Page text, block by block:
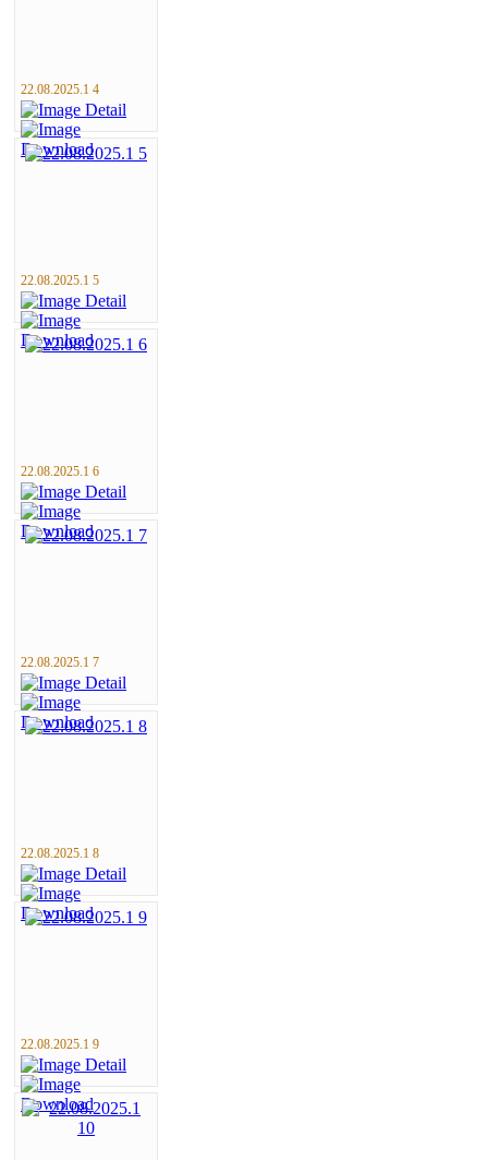
22.08.2025.1 4
22.08.2025.1 5
22.08.2025.1 6
22.08.2025.1 7
22.08.2025.1 8
22.08.2025.1 9